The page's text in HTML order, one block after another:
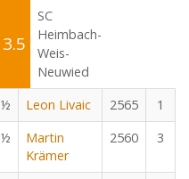
3.5
SC
Heimbach-
Weis-
Neuwied
½ Leon Livaic 2565
1
½
Martin
Krämer
2560 3